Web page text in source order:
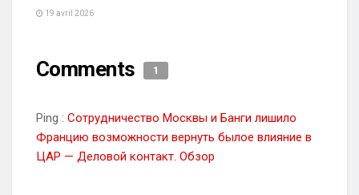
19 avril 2026
Comments 1
Ping : Сотрудничество Москвы и Банги лишило
Францию возможности вернуть былое влияние в
ЦАР — Деловой контакт. Обзор